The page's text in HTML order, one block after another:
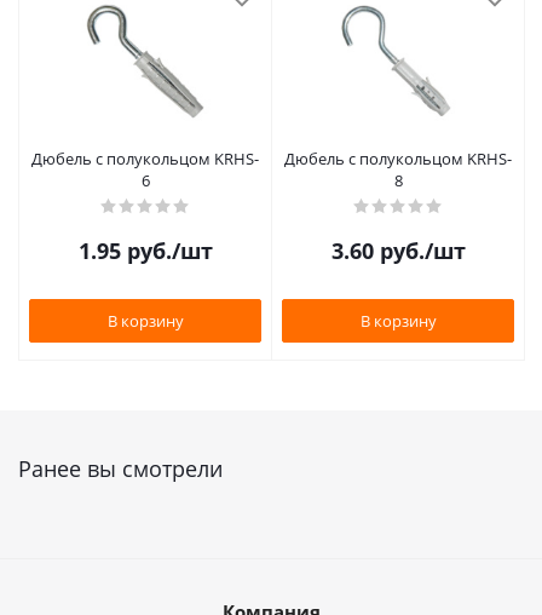
Дюбель с полукольцом KRHS-
6
1.95руб./шт
В корзину
Дюбель с полукольцом KRHS-
8
3.60руб./шт
В корзину
Ранее вы смотрели